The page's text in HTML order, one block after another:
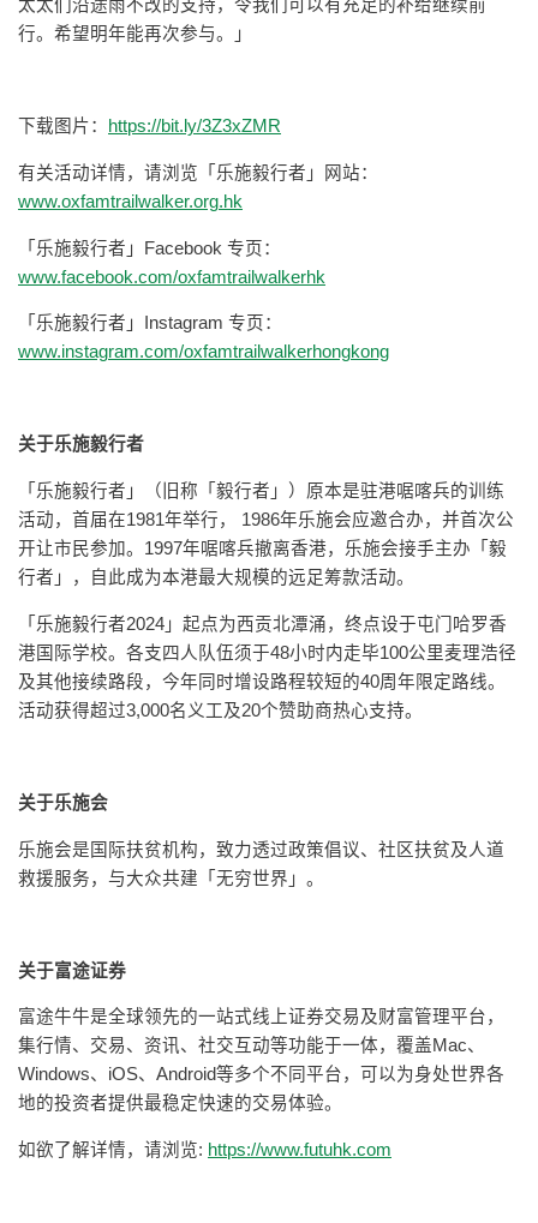
太太们沿途雨不改的支持，令我们可以有充足的补给继续前
行。希望明年能再次参与。」
下载图片： https://bit.ly/3Z3xZMR
有关活动详情，请浏览「乐施毅行者」网站：
www.oxfamtrailwalker.org.hk
「乐施毅行者」Facebook 专页：
www.facebook.com/oxfamtrailwalkerhk
「乐施毅行者」Instagram 专页：
www.instagram.com/oxfamtrailwalkerhongkong
关于乐施毅行者
「乐施毅行者」（旧称「毅行者」）原本是驻港啹喀兵的训练
活动，首届在1981年举行， 1986年乐施会应邀合办，并首次公
开让市民参加。1997年啹喀兵撤离香港，乐施会接手主办「毅
行者」，自此成为本港最大规模的远足筹款活动。
「乐施毅行者2024」起点为西贡北潭涌，终点设于屯门哈罗香
港国际学校。各支四人队伍须于48小时内走毕100公里麦理浩径
及其他接续路段，今年同时增设路程较短的40周年限定路线。
活动获得超过3,000名义工及20个赞助商热心支持。
关于乐施会
乐施会是国际扶贫机构，致力透过政策倡议、社区扶贫及人道
救援服务，与大众共建「无穷世界」。
关于富途证券
富途牛牛是全球领先的一站式线上证券交易及财富管理平台，
集行情、交易、资讯、社交互动等功能于一体，覆盖Mac、
Windows、iOS、Android等多个不同平台，可以为身处世界各
地的投资者提供最稳定快速的交易体验。
如欲了解详情，请浏览: https://www.futuhk.com